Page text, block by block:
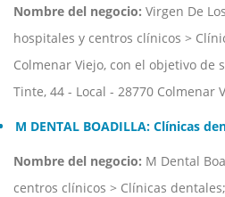
Nombre del negocio: Virgen De
hospitales y centros clínicos >
Colmenar Viejo, con el objetivo de
Tinte, 44 - Local - 28770 Colmenar
M DENTAL BOADILLA: Clínicas
Nombre del negocio: M Dental
centros clínicos > Clínicas dentales;